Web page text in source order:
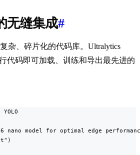
无缝集成#
杂、碎片化的代码库。Ultralytics
代码即可加载、训练和导出最先进的
nano model for optimal edge